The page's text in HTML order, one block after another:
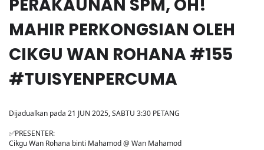
PERAKAUNAN SPM, OH!
MAHIR PERKONGSIAN OLEH
CIKGU WAN ROHANA #155
#TUISYENPERCUMA
Dijadualkan pada 21 JUN 2025, SABTU 3:30 PETANG
✅PRESENTER:
Cikgu Wan Rohana binti Mahamod @ Wan Mahamod